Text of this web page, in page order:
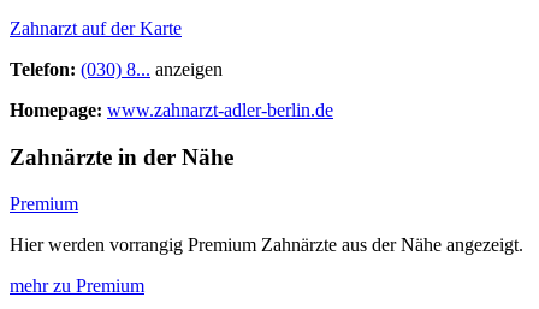
Zahnarzt auf der Karte
Telefon: (030) 8... anzeigen
Homepage: www.zahnarzt-adler-berlin.de
Zahnärzte in der Nähe
Premium
Hier werden vorrangig Premium Zahnärzte aus der Nähe angezeigt.
mehr zu Premium